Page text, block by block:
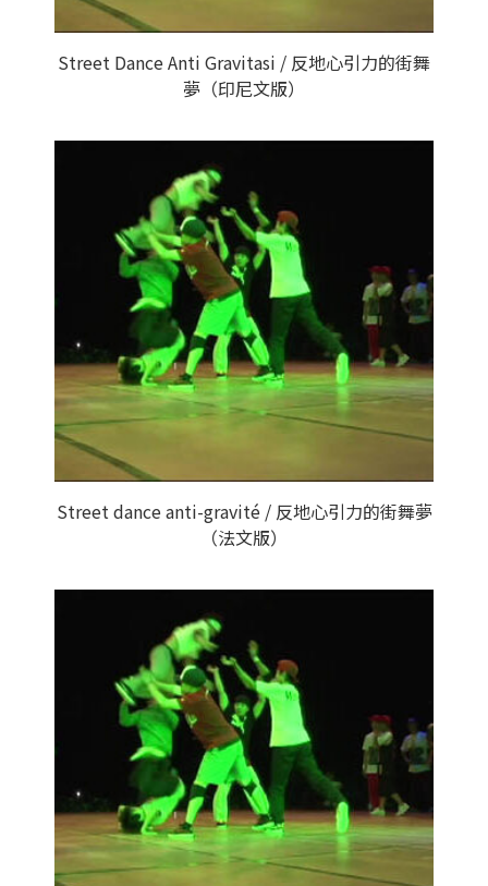
Street Dance Anti Gravitasi / 反地心引力的街舞
夢（印尼文版）
Street dance anti-gravité / 反地心引力的街舞夢
（法文版）